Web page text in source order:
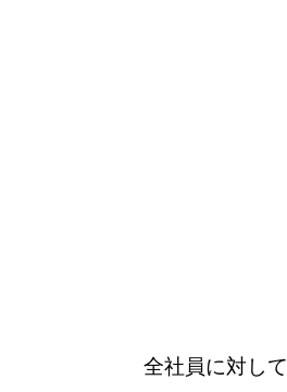
全社員に対して